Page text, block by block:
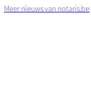
Meer nieuws van notaris.be